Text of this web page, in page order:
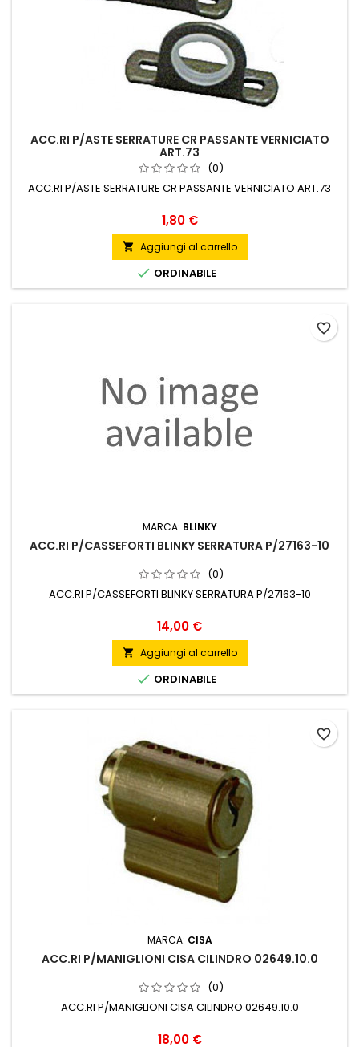
ACC.RI P/ASTE SERRATURE CR PASSANTE VERNICIATO
ART.73
(0)
ACC.RI P/ASTE SERRATURE CR PASSANTE VERNICIATO ART.73
Prezzo
1,80 €
 Aggiungi al carrello
 ORDINABILE
MARCA: BLINKY
ACC.RI P/CASSEFORTI BLINKY SERRATURA P/27163-10
(0)
ACC.RI P/CASSEFORTI BLINKY SERRATURA P/27163-10
Prezzo
14,00 €
 Aggiungi al carrello
 ORDINABILE
favorite_border
MARCA: CISA
ACC.RI P/MANIGLIONI CISA CILINDRO 02649.10.0
(0)
ACC.RI P/MANIGLIONI CISA CILINDRO 02649.10.0
Prezzo
18,00 €
favorite_border